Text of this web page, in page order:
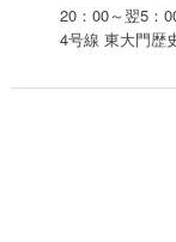
20：00～翌5：
4号線 東大門歴